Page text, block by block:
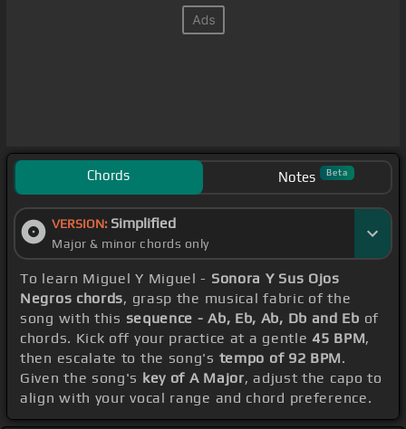
Chords Notes Beta
VERSION: Simplified
Major & minor chords only
To learn Miguel Y Miguel - Sonora Y Sus Ojos
Negros chords, grasp the musical fabric of the
song with this sequence - Ab, Eb, Ab, Db and Eb of
chords. Kick off your practice at a gentle45 BPM,
then escalate to the song's tempo of 92 BPM.
Given the song's key of A Major, adjust the capo to
align with your vocal range and chord preference.